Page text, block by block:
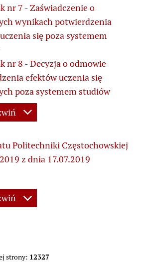
nr 7 - Zaświadczenie o
wynikach potwierdzenia
się poza systemem
nr 8 - Decyzja o odmowie
efektów uczenia się
poza systemem studiów
Politechniki Częstochowskiej
z dnia 17.07.2019
strony: 12327